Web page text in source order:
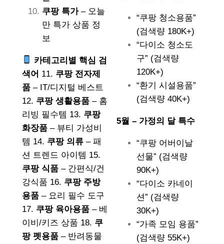
쿠팡 특가– 오늘
만 특가 상품 정
보
카테고리별 핵심 검
색어 11. 쿠팡 전자제
품 – IT/디지털 베스트
12. 쿠팡 생활용품 – 홈
리빙 필수템 13. 쿠팡
화장품 – 뷰티 가성비
템 14. 쿠팡 의류 – 패
션 트렌드 아이템 15.
쿠팡 식품 – 간편식/건
강식품 16. 쿠팡 주방
용품 – 요리 필수 도구
17. 쿠팡 육아용품 – 베
이비/키즈 상품 18. 쿠
팡 펫용품 – 반려동물
“쿠팡 청소용품”
(검색량 180K+)
“다이소 청소도
구” (검색량
120K+)
“환기 시설용품”
(검색량 40K+)
5월 – 가정의 달 특수
“쿠팡 어버이날
선물” (검색량
90K+)
“다이소 카네이
션” (검색량
30K+)
“가족 모임 용품”
(검색량 55K+)